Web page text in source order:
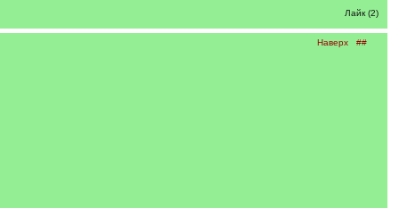
Лайк (2)
Наверх ##